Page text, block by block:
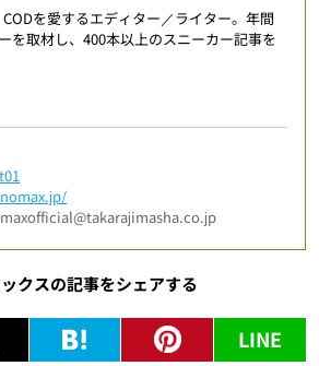
を愛するエディター／ライター。年間
を取材し、400本以上のスニーカー記事を
クスの記事をシェアする
LINE